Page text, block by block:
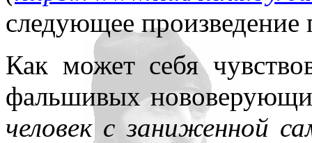
следующее произведение
Как может себя
фальшивых
человек с заниженной